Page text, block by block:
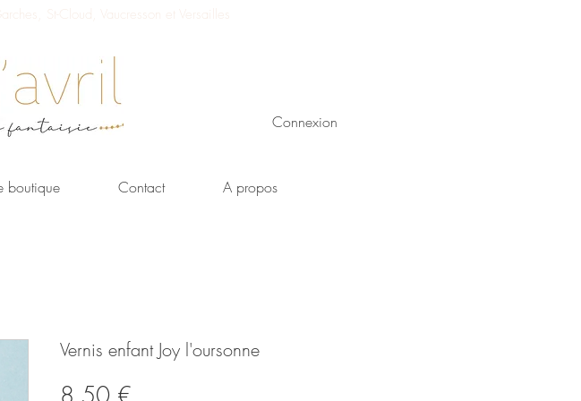
St-Cloud, Vaucresson et Versailles
Connexion
boutique Contact A propos
Vernis enfant Joy l'oursonne